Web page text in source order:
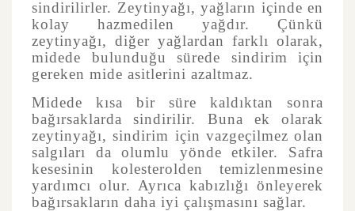
sindirilirler. Zeytinyağı, yağların içinde en
kolay hazmedilen yağdır. Çünkü
zeytinyağı, diğer yağlardan farklı olarak,
midede bulunduğu sürede sindirim için
gereken mide asitlerini azaltmaz.
Midede kısa bir süre kaldıktan sonra
bağırsaklarda sindirilir. Buna ek olarak
zeytinyağı, sindirim için vazgeçilmez olan
salgıları da olumlu yönde etkiler. Safra
kesesinin kolesterolden temizlenmesine
yardımcı olur. Ayrıca kabızlığı önleyerek
bağırsakların daha iyi çalışmasını sağlar.